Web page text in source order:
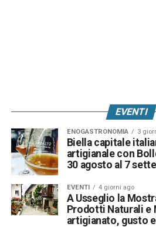
EVENTI
ENOGASTRONOMIA 3
Biella capitale
artigianale con
30 agosto al 7
EVENTI 4 giorni ago
A Usseglio la
Prodotti Naturali e
artigianato, gusto